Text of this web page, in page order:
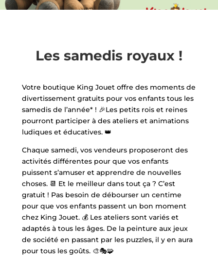
Les samedis royaux !
Votre boutique King Jouet offre des moments de
divertissement gratuits pour vos enfants tous les
samedis de l’année* ! 🎉Les petits rois et reines
pourront participer à des ateliers et animations
ludiques et éducatives. 👑
Chaque samedi, vos vendeurs proposeront des
activités différentes pour que vos enfants
puissent s’amuser et apprendre de nouvelles
choses. 📆 Et le meilleur dans tout ça ? C’est
gratuit ! Pas besoin de débourser un centime
pour que vos enfants passent un bon moment
chez King Jouet. 💰 Les ateliers sont variés et
adaptés à tous les âges. De la peinture aux jeux
de société en passant par les puzzles, il y en aura
pour tous les goûts. 🎨🎭🧩